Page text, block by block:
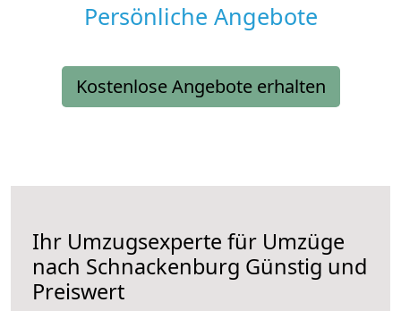
Persönliche Angebote
Kostenlose Angebote erhalten
Ihr Umzugsexperte für Umzüge
nach Schnackenburg Günstig und
Preiswert